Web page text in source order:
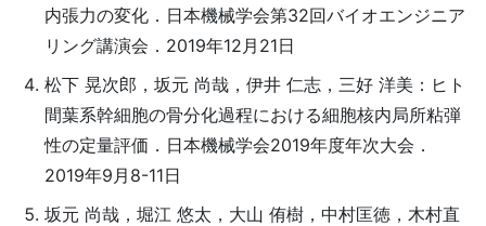
内張力の変化．日本機械学会第32回バイオエンジニア
リング講演会．2019年12月21日
松下 晃次郎，坂元 尚哉，伊井 仁志，三好 洋美：ヒト
間葉系幹細胞の骨分化過程における細胞核内局所粘弾
性の定量評価．日本機械学会2019年度年次大会．
2019年9月8-11日
坂元 尚哉，堀江 悠太，大山 侑樹，中村匡徳，木村直